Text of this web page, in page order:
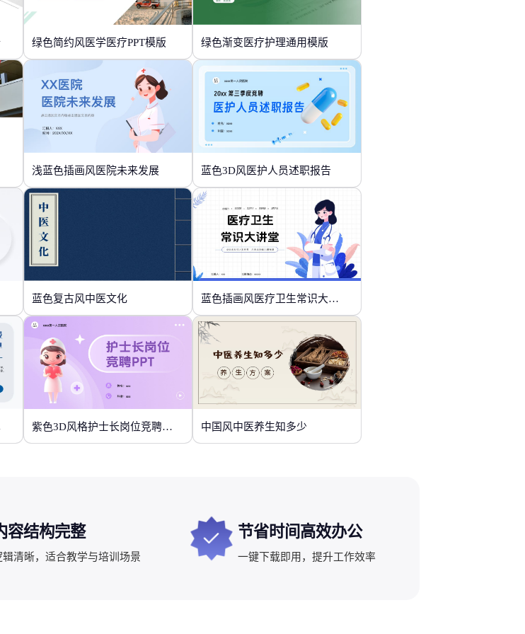
绿色简约风医学医疗PPT模版 绿色渐变医疗护理通用模版
浅蓝色插画风医院未来发展 蓝色3D风医护人员述职报告
蓝色复古风中医文化 蓝色插画风医疗卫生常识大讲堂
紫色3D风格护士长岗位竞聘PPT 中国风中医养生知多少
容结构完整
辑清晰，适合教学与培训场景
节省时间高效办公
一键下载即用，提升工作效率